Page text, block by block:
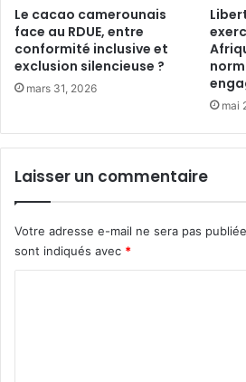
u
e
r
d
a
s
y
p
h
o
a
u
n
v
i
d
e
e
m
Le cacao camerounais
face au RDUE, entre
conformité inclusive et
exclusion silencieuse ?
mars 31, 2026
mai
Laisser un commentaire
Votre adresse e-mail ne sera pas
sont indiqués avec *